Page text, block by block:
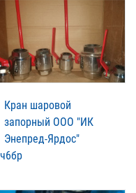
Кран шаровой
запорный ООО "ИК
Энепред-Ярдос"